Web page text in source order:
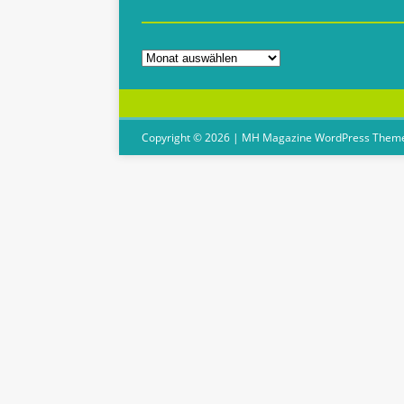
Copyright © 2026 | MH Magazine WordPress